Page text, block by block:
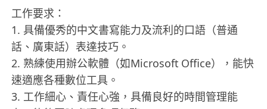
工作要求：
1. 具備優秀的中文書寫能力及流利的口語（普通
話、廣東話）表達技巧。
2. 熟練使用辦公軟體（如Microsoft Office），能快
速適應各種數位工具。
3. 工作細心、責任心強，具備良好的時間管理能